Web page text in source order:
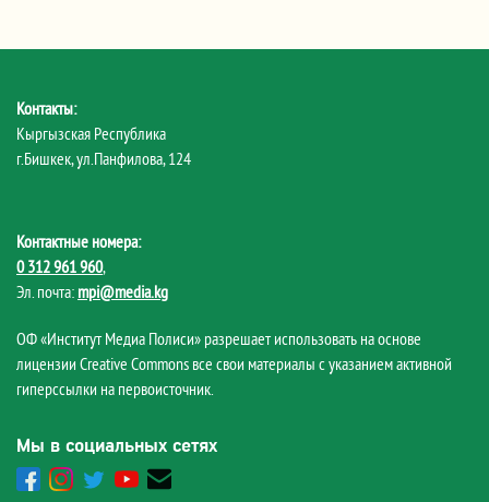
Контакты:
Кыргызская Республика
г.Бишкек, ул.Панфилова, 124
Контактные номера:
0 312 961 960,
Эл. почта: mpi@media.kg
ОФ «Институт Медиа Полиси» разрешает использовать на основе
лицензии Creative Commons все свои материалы с указанием активной
гиперссылки на первоисточник.
Мы в социальных сетях